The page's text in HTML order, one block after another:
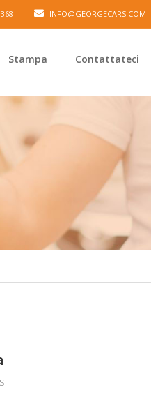
INFO@GEORGECARS.COM
Stampa Contattateci